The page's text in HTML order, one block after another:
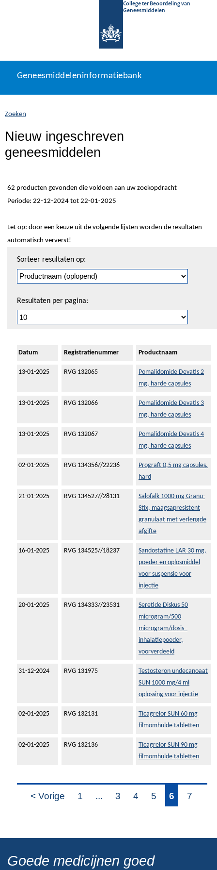
College ter Beoordeling van
Geneesmiddelen
naar
Geneesmiddeleninformatiebank
U
zich
hier:
Geneesmiddeleninformatiebank
Zoeken
Nieuw ingeschreven
geneesmiddelen
62 producten gevonden die voldoen aan uw zoekopdracht
Periode: 22-12-2024 tot 22-01-2025
Let op: door een keuze uit de volgende lijsten worden de resultaten
automatisch ververst!
pagineren
Sorteer resultaten op:
Resultaten per pagina:
Datum Registratienummer Productnaam
13-01-2025 RVG 132065
Pomalidomide Devatis 2
mg, harde capsules
13-01-2025 RVG 132066
Pomalidomide Devatis 3
mg, harde capsules
13-01-2025 RVG 132067
Pomalidomide Devatis 4
mg, harde capsules
02-01-2025 RVG 134356//22236
Prograft 0,5 mg capsules,
hard
21-01-2025 RVG 134527//28131
Salofalk 1000 mg Granu-
Stix, maagsapresistent
granulaat met verlengde
afgifte
16-01-2025 RVG 134525//18237
Sandostatine LAR 30 mg,
poeder en oplosmiddel
voor suspensie voor
injectie
20-01-2025 RVG 134333//23531
Seretide Diskus 50
microgram/500
microgram/dosis -
inhalatiepoeder,
voorverdeeld
31-12-2024 RVG 131975
Testosteron undecanoaat
SUN 1000 mg/4 ml
oplossing voor injectie
02-01-2025 RVG 132131
Ticagrelor SUN 60 mg
filmomhulde tabletten
02-01-2025 RVG 132136
Ticagrelor SUN 90 mg
filmomhulde tabletten
< Vorige 1 ... 3 4 5 6 7
Goede medicijnen goed